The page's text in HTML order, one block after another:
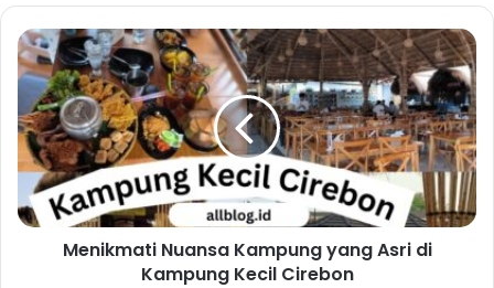
Menikmati Nuansa Kampung yang Asri di
Kampung Kecil Cirebon